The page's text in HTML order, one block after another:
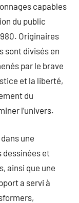
capables
du public
Originaires
sont divisés en
par le brave
et la liberté,
du
l’univers.
une
dessinées et
ainsi que une
a servi à